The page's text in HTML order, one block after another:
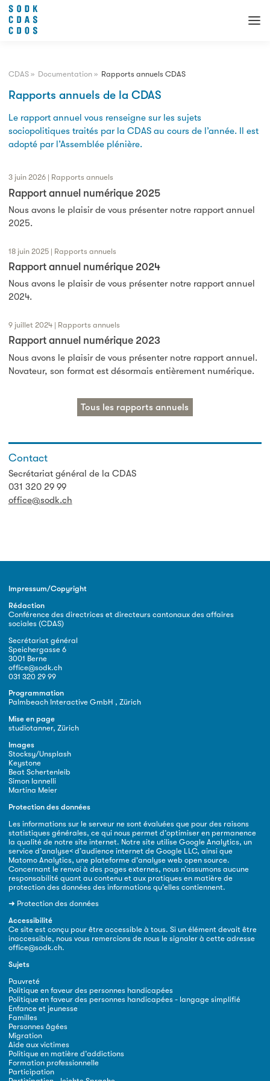
CDAS » Documentation » Rapports annuels CDAS
Rapports annuels de la CDAS
Le rapport annuel vous renseigne sur les sujets
sociopolitiques traités par la CDAS au cours de l’année. Il est
adopté par l’Assemblée plénière.
3 juin 2026 | Rapports annuels
Rapport annuel numérique 2025
Nous avons le plaisir de vous présenter notre rapport annuel
2025.
18 juin 2025 | Rapports annuels
Rapport annuel numérique 2024
Nous avons le plaisir de vous présenter notre rapport annuel
2024.
9 juillet 2024 | Rapports annuels
Rapport annuel numérique 2023
Nous avons le plaisir de vous présenter notre rapport annuel.
Novateur, son format est désormais entièrement numérique.
Tous les rapports annuels
Contact
Secrétariat général de la CDAS
031 320 29 99
office@sodk.ch
Impressum/Copyright
Rédaction
Conférence des directrices et directeurs cantonaux des affaires
sociales (CDAS)
Secrétariat général
Speichergasse 6
3001 Berne
office@sodk.ch
031 320 29 99
Programmation
Palmbeach Interactive GmbH , Zürich
Mise en page
studiotanner, Zürich
Images
Stocksy/Unsplash
Keystone
Beat Schertenleib
Simon Iannelli
Martina Meier
Protection des données
Les informations sur le serveur ne sont évaluées que pour des raisons
statistiques générales, ce qui nous permet d’optimiser en permanence
la qualité de notre site internet. Notre site utilise Google Analytics, un
service d’analyse< d’audience internet de Google LLC, ainsi que
Matomo Analytics, une plateforme d'analyse web open source.
Concernant le renvoi à des pages externes, nous n’assumons aucune
responsabilité quant au contenu et aux pratiques en matière de
protection des données des informations qu’elles contiennent.
➜ Protection des données
Accessibilité
Ce site est conçu pour être accessible à tous. Si un élément devait être
inaccessible, nous vous remercions de nous le signaler à cette adresse
office@sodk.ch.
Sujets
Pauvreté
Politique en faveur des personnes handicapées
Politique en faveur des personnes handicapées - langage simplifié
Enfance et jeunesse
Familles
Personnes âgées
Migration
Aide aux victimes
Politique en matière d’addictions
Formation professionnelle
Participation